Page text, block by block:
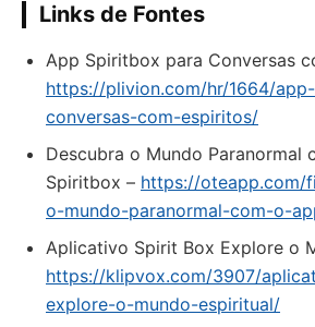
Links de Fontes
App Spiritbox para Conversas
https://plivion.com/hr/1664/
conversas-com-espiritos/
Descubra o Mundo Paranormal
Spiritbox – https://oteapp.com/
o-mundo-paranormal-com-o-
Aplicativo Spirit Box Explore o
https://klipvox.com/3907/
explore-o-mundo-espiritual/